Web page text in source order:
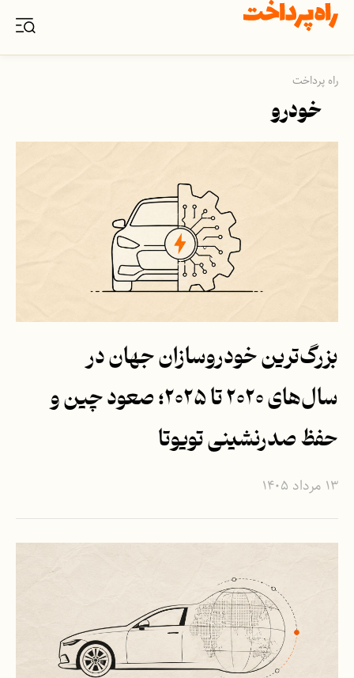
راه پرداخت
خودرو
بزرگ‌ترین خودروسازان جهان در
سال‌های ۲۰۲۰ تا ۲۰۲۵؛ صعود چین و
حفظ صدرنشینی تویوتا
۱۳ مرداد ۱۴۰۵